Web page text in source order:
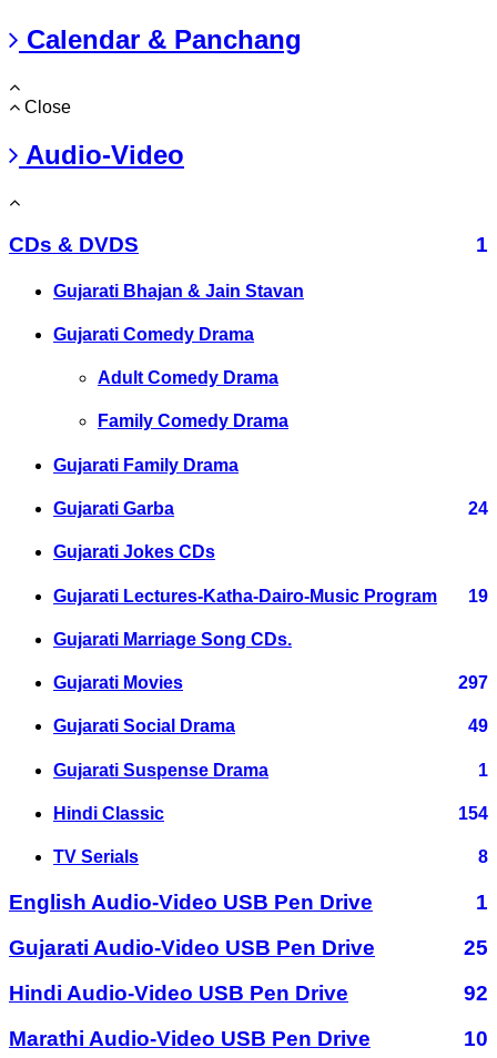
Calendar & Panchang
Close
Audio-Video
CDs & DVDS 1
Gujarati Bhajan & Jain Stavan
Gujarati Comedy Drama
Adult Comedy Drama
Family Comedy Drama
Gujarati Family Drama
Gujarati Garba 24
Gujarati Jokes CDs
Gujarati Lectures-Katha-Dairo-Music Program 19
Gujarati Marriage Song CDs.
Gujarati Movies 297
Gujarati Social Drama 49
Gujarati Suspense Drama 1
Hindi Classic 154
TV Serials 8
English Audio-Video USB Pen Drive
1
Gujarati Audio-Video USB Pen Drive
25
Hindi Audio-Video USB Pen Drive
92
Marathi Audio-Video USB Pen Drive
10